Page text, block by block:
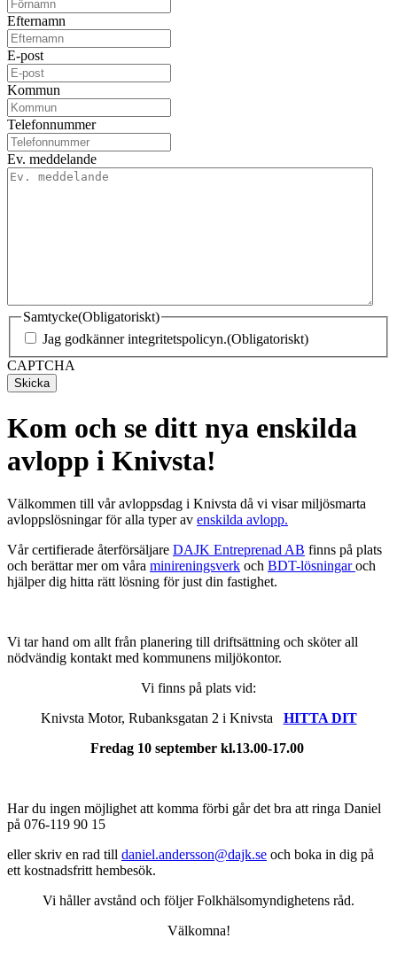
Efternamn
E-post
Kommun
Telefonnummer
Ev. meddelande
Samtycke(Obligatoriskt)
Jag godkänner integritetspolicyn.(Obligatoriskt)
CAPTCHA
Kom och se ditt nya enskilda
avlopp i Knivsta!
Välkommen till vår avloppsdag i Knivsta då vi visar miljösmarta
avloppslösningar för alla typer av enskilda avlopp.
Vår certifierade återförsäljare DAJK Entreprenad AB finns på plats
och berättar mer om våra minireningsverk och BDT-lösningaroch
hjälper dig hitta rätt lösning för just din fastighet.
Vi tar hand om allt från planering till driftsättning och sköter all
nödvändig kontakt med kommunens miljökontor.
Vi finns på plats vid:
Knivsta Motor, Rubanksgatan 2 i Knivsta HITTA DIT
Fredag 10 september kl.13.00-17.00
Har du ingen möjlighet att komma förbi går det bra att ringa Daniel
på 076-119 90 15
eller skriv en rad till daniel.andersson@dajk.se och boka in dig på
ett kostnadsfritt hembesök.
Vi håller avstånd och följer Folkhälsomyndighetens råd.
Välkomna!